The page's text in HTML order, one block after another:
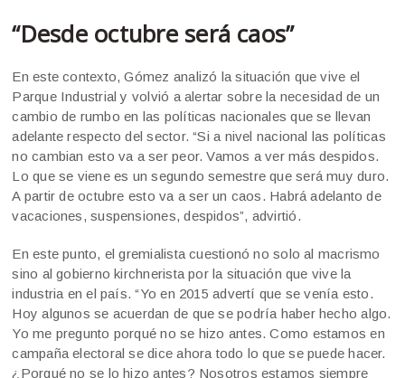
“Desde octubre será caos”
En este contexto, Gómez analizó la situación que vive el
Parque Industrial y volvió a alertar sobre la necesidad de un
cambio de rumbo en las políticas nacionales que se llevan
adelante respecto del sector. “Si a nivel nacional las políticas
no cambian esto va a ser peor. Vamos a ver más despidos.
Lo que se viene es un segundo semestre que será muy duro.
A partir de octubre esto va a ser un caos. Habrá adelanto de
vacaciones, suspensiones, despidos”, advirtió.
En este punto, el gremialista cuestionó no solo al macrismo
sino al gobierno kirchnerista por la situación que vive la
industria en el país. “Yo en 2015 advertí que se venía esto.
Hoy algunos se acuerdan de que se podría haber hecho algo.
Yo me pregunto porqué no se hizo antes. Como estamos en
campaña electoral se dice ahora todo lo que se puede hacer.
¿Porqué no se lo hizo antes? Nosotros estamos siempre